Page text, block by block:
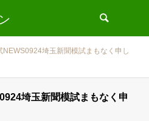
NEWS0924埼玉新聞模試まもなく申し
埼玉新聞模試まもなく申